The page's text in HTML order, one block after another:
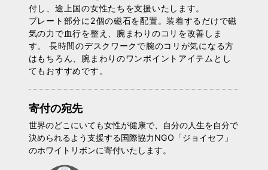
付し、途上国の女性たちを支援いたします。
プレート部分に2個の磁石を配置。装着するだけで磁
気の力で血行を整え、腕まわりのコリを改善しま
す。 長時間のデスクワークで腕のコリが気になる方
はもちろん、腕まわりのワンポイントアイテムとし
てもおすすめです。
寄付の宛先
世界のどこにいても女性が健康で、自分の人生を自分で
決められるよう支援する国際協力NGO「ジョイセフ」
のホワイトリボンに寄付いたします。